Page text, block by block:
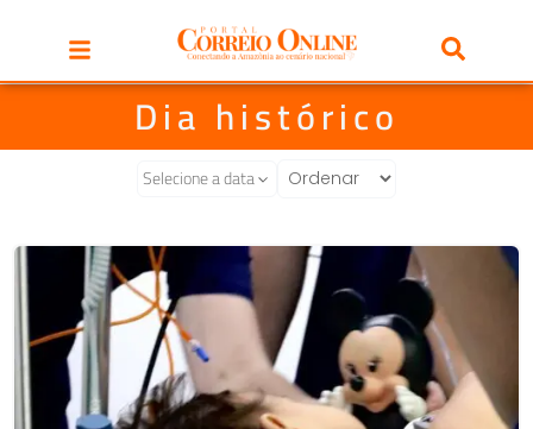
Dia histórico
Selecione a data